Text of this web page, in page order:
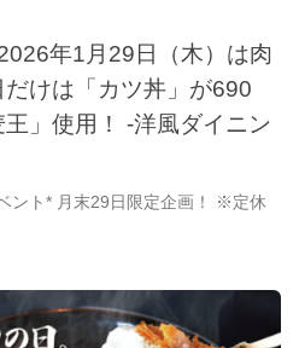
年1月29日（木）は肉
だけは「カツ丼」が690
」使用！ -洋風ダイニン
ント* 月末29日限定企画！ ※定休